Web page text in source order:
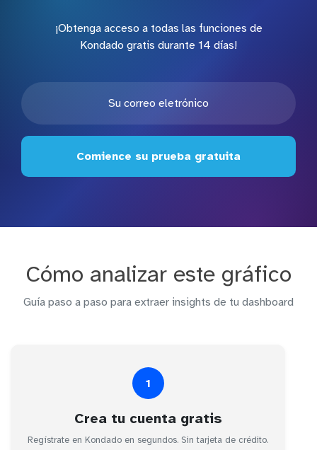
¡Obtenga acceso a todas las funciones de
Kondado gratis durante 14 días!
Comience su prueba gratuita
Cómo analizar este gráfico
Guía paso a paso para extraer insights de tu dashboard
1
Crea tu cuenta gratis
Regístrate en Kondado en segundos. Sin tarjeta de crédito.